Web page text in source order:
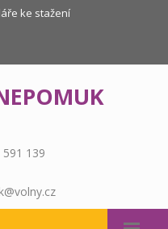
ke stažení
139